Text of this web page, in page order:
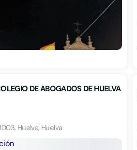
DE ABOGADOS DE HUELVA
Huelva, Huelva